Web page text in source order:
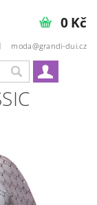
moda@grandi-dui.cz
0 Kč